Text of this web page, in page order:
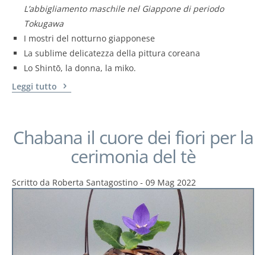
L’abbigliamento maschile nel Giappone di periodo
Tokugawa
I mostri del notturno giapponese
La sublime delicatezza della pittura coreana
Lo Shintō, la donna, la miko.
Leggi tutto
Chabana il cuore dei fiori per la
cerimonia del tè
Scritto da Roberta Santagostino - 09 Mag 2022